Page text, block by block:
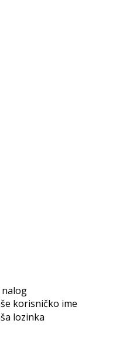
korisničko ime
lozinka